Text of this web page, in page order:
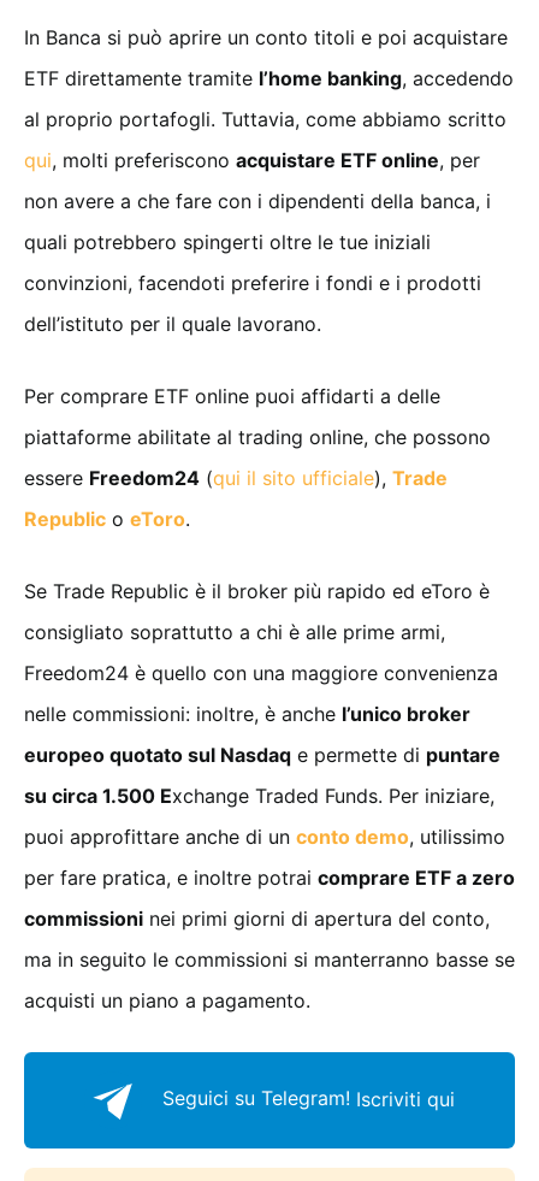
In Banca si può aprire un conto titoli e poi acquistare
ETF direttamente tramite l’home banking, accedendo
al proprio portafogli. Tuttavia, come abbiamo scritto
qui, molti preferiscono acquistare ETF online, per
non avere a che fare con i dipendenti della banca, i
quali potrebbero spingerti oltre le tue iniziali
convinzioni, facendoti preferire i fondi e i prodotti
dell’istituto per il quale lavorano.
Per comprare ETF online puoi affidarti a delle
piattaforme abilitate al trading online, che possono
essere Freedom24 (qui il sito ufficiale), Trade
Republic o eToro.
Se Trade Republic è il broker più rapido ed eToro è
consigliato soprattutto a chi è alle prime armi,
Freedom24 è quello con una maggiore convenienza
nelle commissioni: inoltre, è anche l’unico broker
europeo quotato sul Nasdaq e permette di puntare
su circa 1.500 Exchange Traded Funds. Per iniziare,
puoi approfittare anche di un conto demo, utilissimo
per fare pratica, e inoltre potrai comprare ETF a zero
commissioni nei primi giorni di apertura del conto,
ma in seguito le commissioni si manterranno basse se
acquisti un piano a pagamento.
Seguici su Telegram! Iscriviti qui